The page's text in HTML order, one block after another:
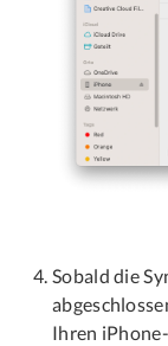
Sobald die
Ihren